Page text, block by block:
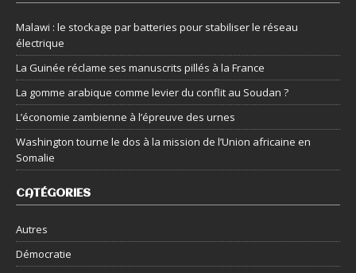
Malawi : le stockage par batteries pour stabiliser le réseau
électrique
La Guinée réclame ses manuscrits pillés à la France
La gomme arabique comme levier du conflit au Soudan ?
L’économie zambienne à l’épreuve des urnes
Washington tourne le dos à la mission de l’Union africaine en
Somalie
CATÉGORIES
Autres
Démocratie